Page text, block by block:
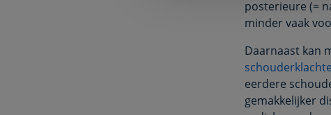
posterieure (=
minder vaak
Daarnaast kan
eerdere
gemakkelijker